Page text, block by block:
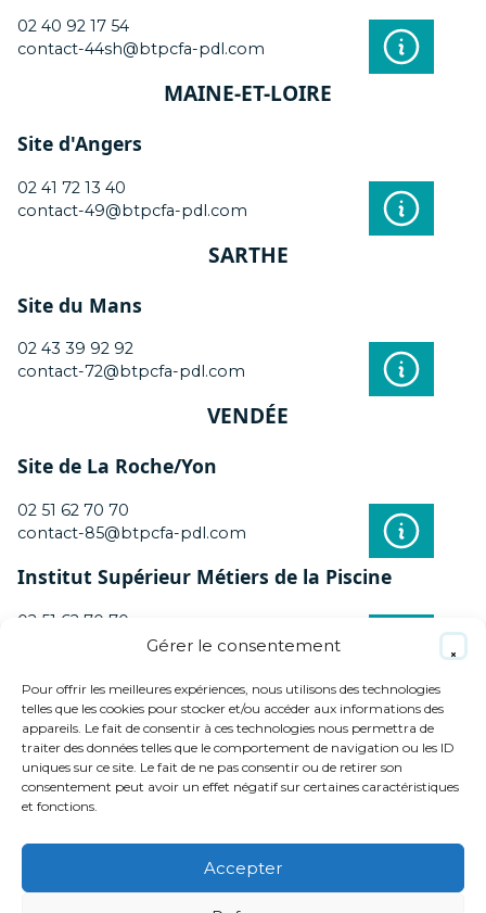
Gérer le consentement
Pour offrir les meilleures expériences, nous utilisons des technologies
telles que les cookies pour stocker et/ou accéder aux informations des
appareils. Le fait de consentir à ces technologies nous permettra de
traiter des données telles que le comportement de navigation ou les ID
uniques sur ce site. Le fait de ne pas consentir ou de retirer son
consentement peut avoir un effet négatif sur certaines caractéristiques
et fonctions.
Accepter
02 40 92 17 54
contact-44sh@btpcfa-pdl.com
MAINE-ET-LOIRE
Site d'Angers
02 41 72 13 40
contact-49@btpcfa-pdl.com
SARTHE
Site du Mans
02 43 39 92 92
contact-72@btpcfa-pdl.com
VENDÉE
Site de La Roche/Yon
02 51 62 70 70
contact-85@btpcfa-pdl.com
Institut Supérieur Métiers de la Piscine
02 51 62 70 70
contact-85@btpcfa-pdl.com
MENTIONS LÉGALES
POLITIQUE DE PROTECTION DES
DONNÉES
BTP CFA Pays de la Loire